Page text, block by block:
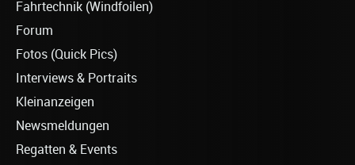
Fahrtechnik (Windfoilen)
Forum
Fotos (Quick Pics)
Interviews & Portraits
Kleinanzeigen
Newsmeldungen
Regatten & Events